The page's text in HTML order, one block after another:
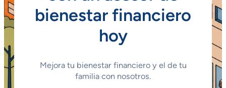
bienestar financiero
hoy
Mejora tu bienestar financiero y el de tu
familia con nosotros.